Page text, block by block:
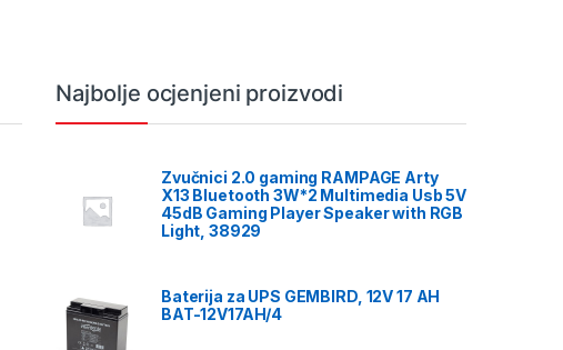
Najbolje ocjenjeni proizvodi
Zvučnici 2.0 gaming RAMPAGE Arty
X13 Bluetooth 3W*2 Multimedia Usb 5V
45dB Gaming Player Speaker with RGB
Light, 38929
Baterija za UPS GEMBIRD, 12V 17 AH
BAT-12V17AH/4